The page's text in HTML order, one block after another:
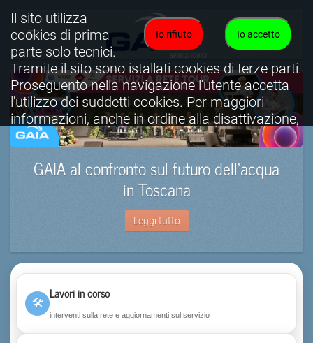
GAIA al confronto sul futuro dell’acqua
in Toscana
Leggi tutto
🛠
Lavori in corso
interventi sulla rete e aggiornamenti sul servizio
Io accetto
Io rifiuto
Il sito utilizza
cookies di prima
parte solo tecnici.
Tramite il sito sono istallati cookies di terze parti.
Proseguento nella navigazione l'utente accetta
l'utilizzo dei suddetti cookies. Per maggiori
informazioni, anche in ordine alla disattivazione,
è possibile consultare l'informativa cookies
completa.
Visualizza informativa completa.